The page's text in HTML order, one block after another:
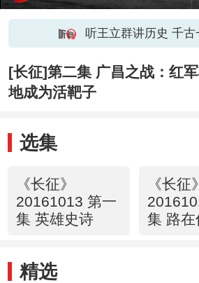
听王立群讲历史 千古
[长征]第二集 广昌之战：红
地成为活靶子
选集
《长征》
20161013 第一
集 英雄史诗
《长征》
集 路在
精选